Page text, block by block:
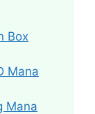
Box
Mana
Mana